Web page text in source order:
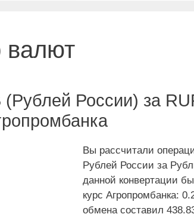
валют
(Рублей России) за
Вы рассчитали
Рублей России за
данной конвертации
курс Агропромбанка:
обмена составил